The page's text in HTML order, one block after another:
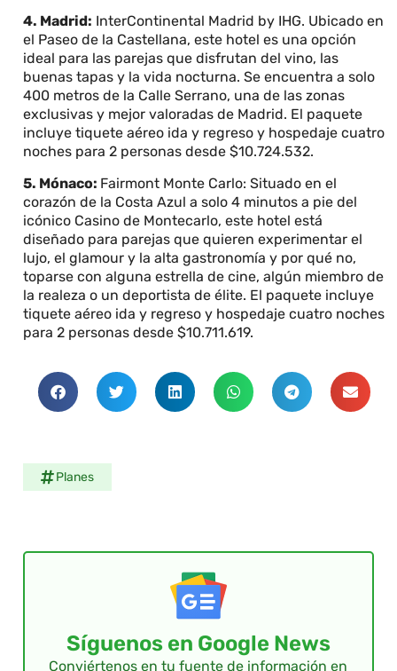
4. Madrid: InterContinental Madrid by IHG. Ubicado en
el Paseo de la Castellana, este hotel es una opción
ideal para las parejas que disfrutan del vino, las
buenas tapas y la vida nocturna. Se encuentra a solo
400 metros de la Calle Serrano, una de las zonas
exclusivas y mejor valoradas de Madrid. El paquete
incluye tiquete aéreo ida y regreso y hospedaje cuatro
noches para 2 personas desde $10.724.532.
5. Mónaco: Fairmont Monte Carlo: Situado en el
corazón de la Costa Azul a solo 4 minutos a pie del
icónico Casino de Montecarlo, este hotel está
diseñado para parejas que quieren experimentar el
lujo, el glamour y la alta gastronomía y por qué no,
toparse con alguna estrella de cine, algún miembro de
la realeza o un deportista de élite. El paquete incluye
tiquete aéreo ida y regreso y hospedaje cuatro noches
para 2 personas desde $10.711.619.
Planes
Síguenos en Google News
Conviértenos en tu fuente de información en